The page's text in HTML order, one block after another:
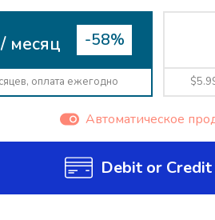
/ месяц -58%
оплата ежегодно
Автоматическое
Debit or Credit